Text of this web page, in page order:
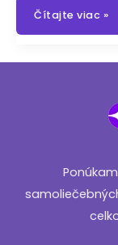
Certifikáty
Čítajte viac »